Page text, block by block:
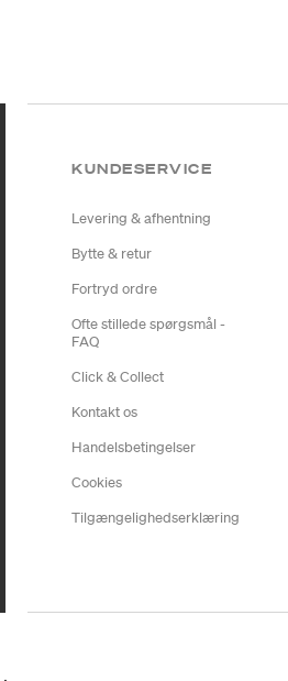
KUNDESERVICE
Levering & afhentning
Bytte & retur
Fortryd ordre
Ofte stillede spørgsmål -
FAQ
Click & Collect
Kontakt os
Handelsbetingelser
Cookies
Tilgængelighedserklæring